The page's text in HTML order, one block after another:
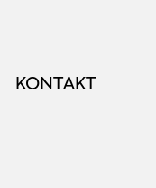
KONTAKT